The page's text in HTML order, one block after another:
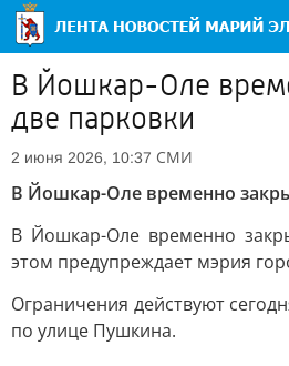
В Йошкар-Оле
две парковки
2 июня 2026, 10:37 СМИ
В Йошкар-Оле временно
В Йошкар-Оле временно
этом предупреждает мэрия
Ограничения действуют
по улице Пушкина.